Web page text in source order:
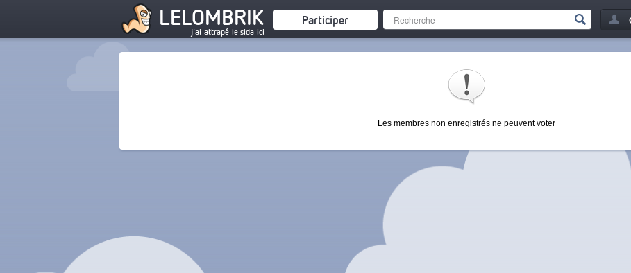
LELOMBRIK
j'ai attrapé le sida ici
Participer
Les membres non enregistrés ne peuvent voter